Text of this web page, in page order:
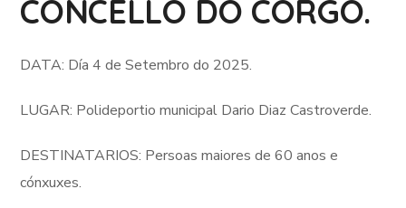
CONCELLO DO CORGO.
DATA: Día 4 de Setembro do 2025.
LUGAR: Polideportio municipal Dario Diaz Castroverde.
DESTINATARIOS: Persoas maiores de 60 anos e
cónxuxes.